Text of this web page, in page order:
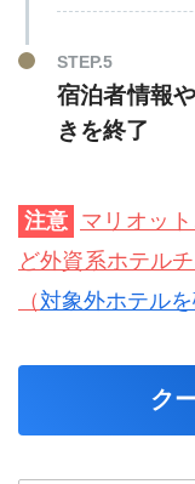
STEP.5
宿泊者情報
きを終了
注意 マリオッ
ど外資系ホテル
（ 対象外ホテル
ク